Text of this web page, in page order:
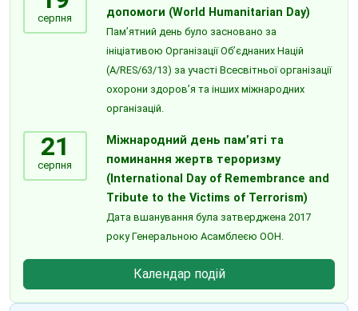
серпня
допомоги (World Humanitarian Day)
Пам’ятний день було засновано за
ініціативою Організації Об’єднаних Націй
(A/RES/63/13) за участі Всесвітньої організації
охорони здоров’я та інших міжнародних
організацій.
21
серпня
Міжнародний день пам’яті та
поминання жертв тероризму
(International Day of Remembrance and
Tribute to the Victims of Terrorism)
Дата вшанування була затверджена 2017
року Генеральною Асамблеєю ООН.
Календар подій